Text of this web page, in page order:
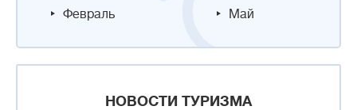
Февраль
Май
НОВОСТИ ТУРИЗМА